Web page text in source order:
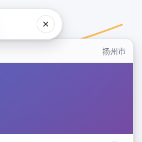
扬州市